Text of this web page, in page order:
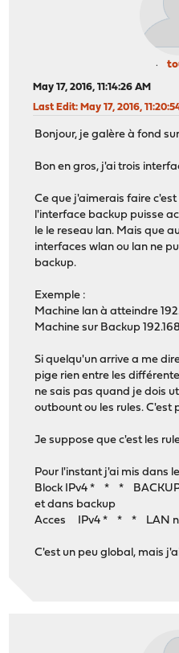
May 17, 2016, 11:14:26 AM
Last Edit: May 17, 2016,
Bonjour, je galère à fond
Bon en gros, j'ai trois
Ce que j'aimerais faire
l'interface backup puisse
le le reseau lan. Mais que
interfaces wlan ou lan ne
backup.
Exemple :
Machine lan à atteindre 192.
Machine sur Backup
Si quelqu'un arrive a me
pige rien entre les
ne sais pas quand je dois
outbount ou les rules. C'est
Je suppose que c'est les
Pour l'instant j'ai mis dans
Block IPv4 * * *
et dans backup
Acces IPv4 * * * LAN
C'est un peu global, mais